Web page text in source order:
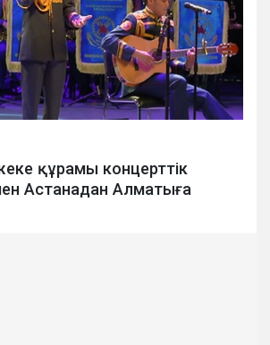
құрамы концерттік
Астанадан Алматыға